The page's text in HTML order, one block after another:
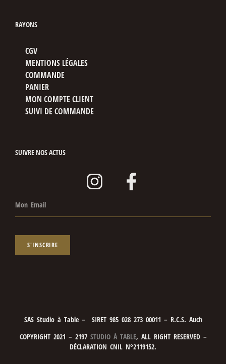
RAYONS
CGV
MENTIONS LÉGALES
COMMANDE
PANIER
MON COMPTE CLIENT
SUIVI DE COMMANDE
SUIVRE NOS ACTUS
S'INSCRIRE
SAS Studio à Table – SIRET 985 028 273 00011 – R.C.S. Auch
COPYRIGHT 2021 – 2197STUDIO À TABLE, ALL RIGHT RESERVED –
DÉCLARATION CNIL N°2119152.